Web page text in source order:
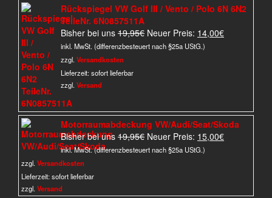
Rückspiegel VW Golf III / Vento / Polo 6N 6N2
TeileNr. 6N0857511A
Bisher bei uns 19,95€ Ursprünglicher
Preis
Neuer Preis: 14,00€Aktueller
inkl. MwSt. (differenzbesteuert nach §25a UStG.)
zzgl. Versandkosten
Lieferzeit:sofort lieferbar
zzgl. Versand
Motorraumabdeckung VW/Audi/Seat/Skoda
Bisher bei uns 19,95€ Ursprünglicher
Preis
Neuer Preis: 15,00€Aktueller
inkl. MwSt. (differenzbesteuert nach §25a UStG.)
zzgl. Versandkosten
Lieferzeit:sofort lieferbar
zzgl. Versand